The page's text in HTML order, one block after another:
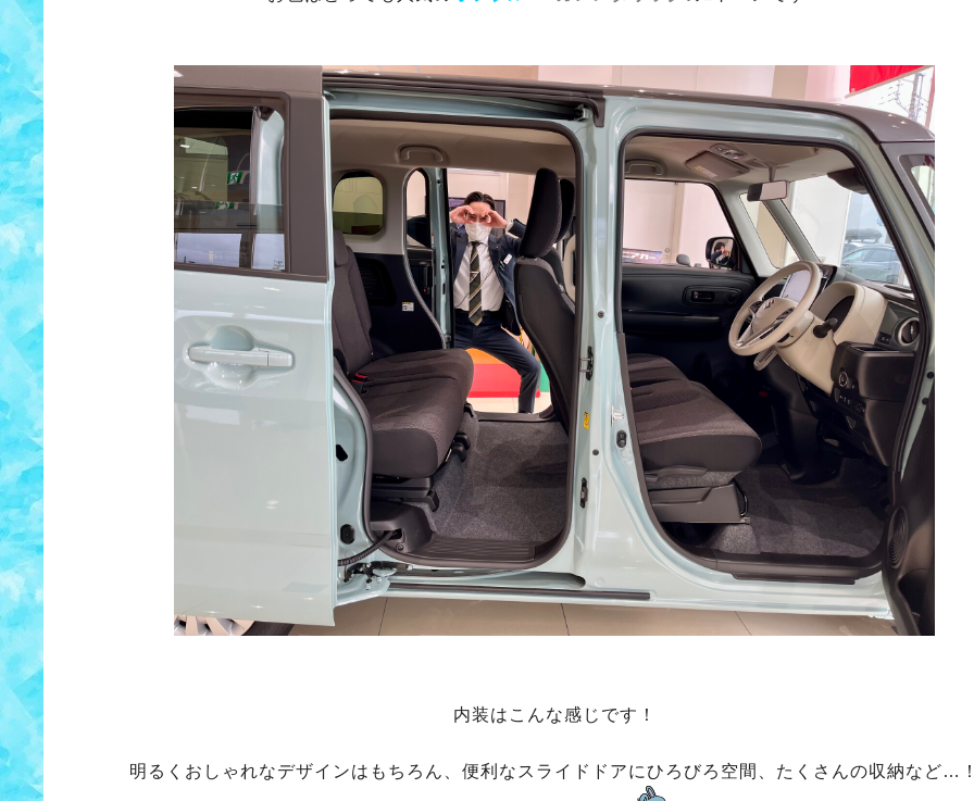
内装はこんな感じです！
明るくおしゃれなデザインはもちろん、 便利なスライドドアにひろびろ空間、たくさんの収納など…